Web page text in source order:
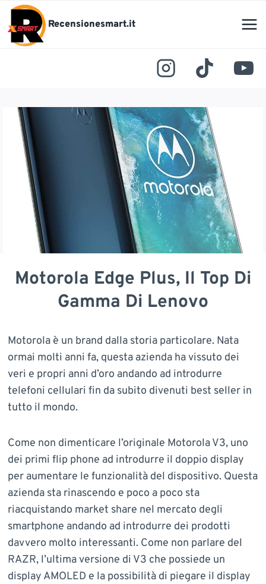
Salta
contenuto
Recensionesmart.it
Motorola Edge Plus, Il Top Di
Gamma Di Lenovo
Motorola è un brand dalla storia particolare. Nata
ormai molti anni fa, questa azienda ha vissuto dei
veri e propri anni d’oro andando ad introdurre
telefoni cellulari fin da subito divenuti best seller in
tutto il mondo.
Come non dimenticare l’originale Motorola V3, uno
dei primi flip phone ad introdurre il doppio display
per aumentare le funzionalità del dispositivo. Questa
azienda sta rinascendo e poco a poco sta
riacquistando market share nel mercato degli
smartphone andando ad introdurre dei prodotti
davvero molto interessanti. Come non parlare del
RAZR, l’ultima versione di V3 che possiede un
display AMOLED e la possibilità di piegare il display